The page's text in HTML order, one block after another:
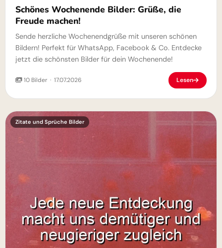
Schönes Wochenende Bilder: Grüße, die
Freude machen!
Sende herzliche Wochenendgrüße mit unseren schönen
Bildern! Perfekt für WhatsApp, Facebook & Co. Entdecke
jetzt die schönsten Bilder für dein Wochenende!
10 Bilder · 17.07.2026 Lesen
Zitate und Sprüche Bilder